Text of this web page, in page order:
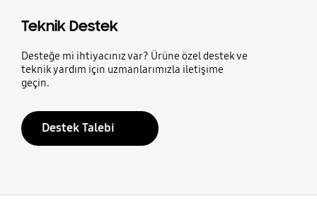
Teknik Destek
Desteğe mi ihtiyacınız var? Ürüne özel destek ve
teknik yardım için uzmanlarımızla iletişime
geçin.
Destek Talebi